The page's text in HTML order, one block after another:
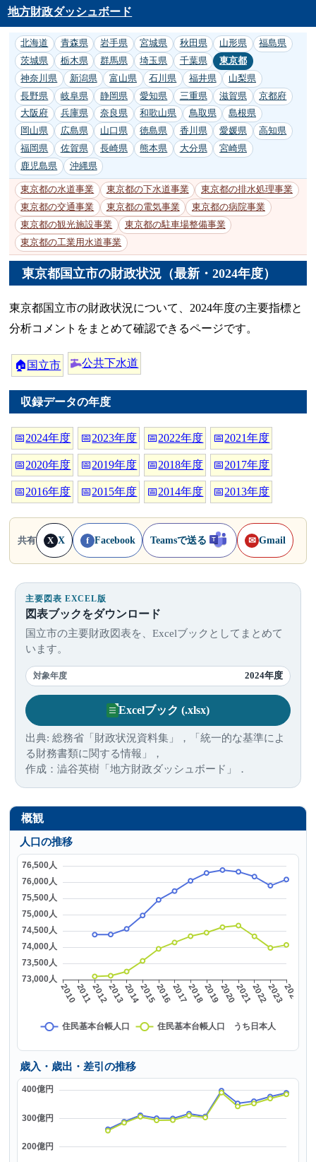
地方財政ダッシュボード
北海道 青森県 岩手県 宮城県 秋田県 山形県
福島県
茨城県
栃木県 群馬県 埼玉県 千葉県
東京都
神奈川県
新潟県 富山県 石川県 福井県
山梨県
長野県
岐阜県 静岡県 愛知県 三重県 滋賀県
京都府
大阪府
兵庫県 奈良県 和歌山県 鳥取県
島根県
岡山県
広島県 山口県 徳島県 香川県 愛媛県
高知県
福岡県
佐賀県 長崎県 熊本県 大分県
宮崎県
鹿児島県
沖縄県
東京都の水道事業 東京都の下水道事業
東京都の排水処理事業
東京都の交通事業
東京都の電気事業
東京都の病院事業
東京都の観光施設事業
東京都の駐車場整備事業
東京都の工業用水道事業
東京都国立市の財政状況（最新・2024年度）
東京都国立市の財政状況について、2024年度の主要指標と
分析コメントをまとめて確認できるページです。
🏠 国立市 公共下水道
収録データの年度
📅2024年度 📅2023年度 📅2022年度 📅2021年度
📅2020年度 📅2019年度 📅2018年度 📅2017年度
📅2016年度 📅2015年度 📅2014年度 📅2013年度
共有 X X f Facebook Teamsで送る ✉ Gmail
主要図表 EXCEL版
図表ブックをダウンロード
国立市の主要財政図表を、Excelブックとしてまとめて
います。
対象年度 2024年度
Excelブック (.xlsx)
出典: 総務省「財政状況資料集」，「統一的な基準によ
る財務書類に関する情報」，
作成：澁谷英樹「地方財政ダッシュボード」．
概観
人口の推移
歳入・歳出・差引の推移